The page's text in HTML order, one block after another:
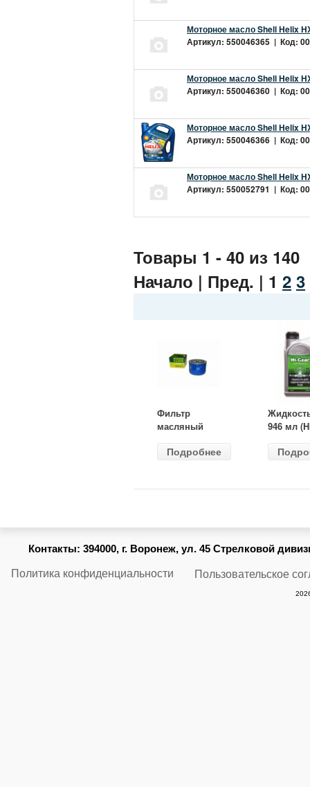
Моторное масло Shell Helix
Артикул: 550046365 | Код:
Моторное масло Shell Helix
Артикул: 550046360 | Код:
Моторное масло Shell Helix
Артикул: 550046366 | Код:
Моторное масло Shell Helix
Артикул: 550052791 | Код:
Товары 1 - 40 из 140
Начало | Пред. | 1 2 3
Фильтр
масляный
(MANN) W
Подробнее
946 мл
Контакты: 394000, г. Воронеж, ул. 45 Стрелковой
Политика конфиденциальности Пользовательское